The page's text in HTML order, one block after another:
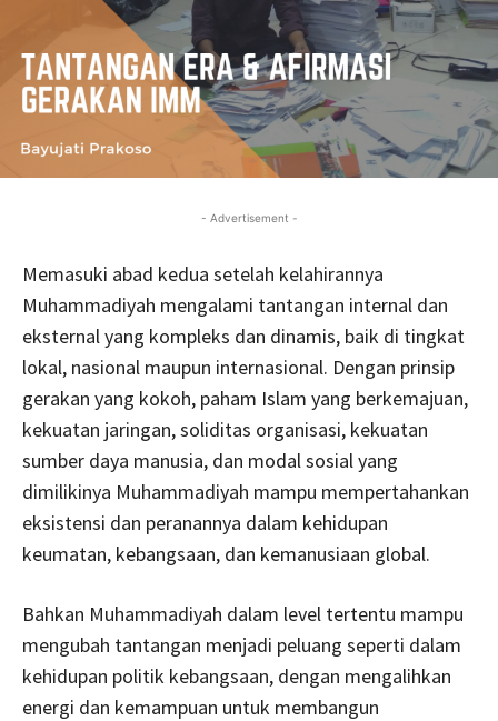
- Advertisement -
Memasuki abad kedua setelah kelahirannya
Muhammadiyah mengalami tantangan internal dan
eksternal yang kompleks dan dinamis, baik di tingkat
lokal, nasional maupun internasional. Dengan prinsip
gerakan yang kokoh, paham Islam yang berkemajuan,
kekuatan jaringan, soliditas organisasi, kekuatan
sumber daya manusia, dan modal sosial yang
dimilikinya Muhammadiyah mampu mempertahankan
eksistensi dan peranannya dalam kehidupan
keumatan, kebangsaan, dan kemanusiaan global.
Bahkan Muhammadiyah dalam level tertentu mampu
mengubah tantangan menjadi peluang seperti dalam
kehidupan politik kebangsaan, dengan mengalihkan
energi dan kemampuan untuk membangun